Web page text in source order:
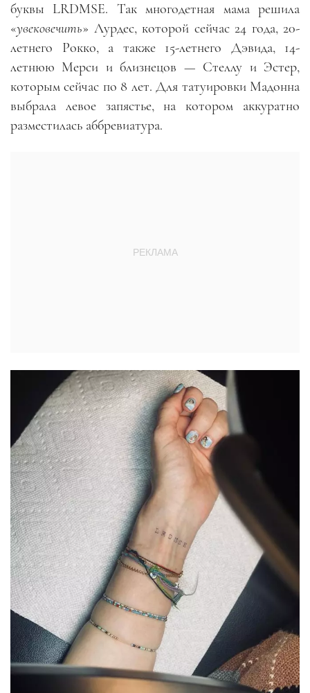
буквы LRDMSE. Так многодетная мама решила
«увековечить» Лурдес, которой сейчас 24 года, 20-
летнего Рокко, а также 15-летнего Дэвида, 14-
летнюю Мерси и близнецов — Стеллу и Эстер,
которым сейчас по 8 лет. Для татуировки Мадонна
выбрала левое запястье, на котором аккуратно
разместилась аббревиатура.